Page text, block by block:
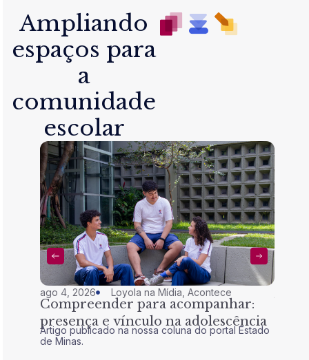
Ampliando
espaços para
a
comunidade
escolar
ago 4, 2026 Loyola na Mídia ,Acontece
Compreender para acompanhar:
presença e vínculo na adolescência
Artigo publicado na nossa coluna do portal Estado
de Minas.